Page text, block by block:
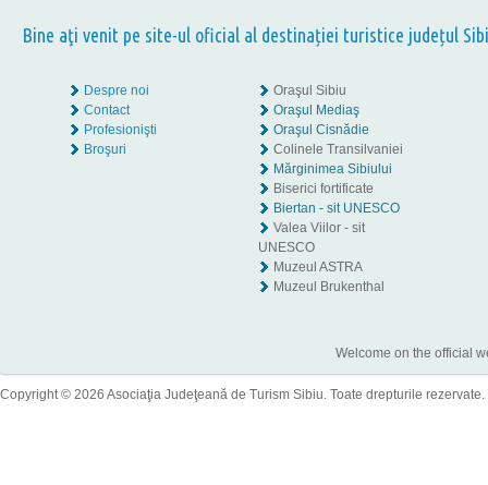
Bine aţi venit pe site-ul oficial al destinației turistice județul
Despre noi
Contact
Profesionişti
Broşuri
Oraşul Sibiu
Oraşul Mediaş
Oraşul Cisnădie
Colinele Transilvaniei
Mărginimea Sibiului
Biserici fortificate
Biertan - sit UNESCO
Valea Viilor - sit
UNESCO
Muzeul ASTRA
Muzeul Brukenthal
Welcome on the official
Copyright © 2026 Asociaţia Judeţeană de Turism Sibiu. Toate drepturile rezervate.